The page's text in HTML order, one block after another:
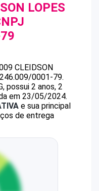
LOPES
CLEIDSON
0001-79.
possui 2 anos, 2
em 23/05/2024.
e sua principal
de entrega